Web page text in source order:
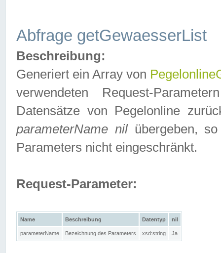
Abfrage getGewaesserList
Beschreibung:
Generiert ein Array von
verwendeten Request-
Datensätze von Pegelonline
parameterName nilübergeben, so
Parameters nicht eingeschränkt.
Request-Parameter:
Name Beschreibung Datentyp nil
parameterName Bezeichnung des Parameters xsd:string Ja